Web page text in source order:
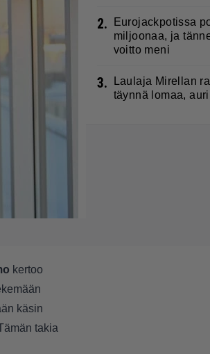
2.
Eurojackpotissa
miljoonaa, ja
voitto meni
3.
Laulaja Mirellan
täynnä lomaa,
kertoo
käsin
takia